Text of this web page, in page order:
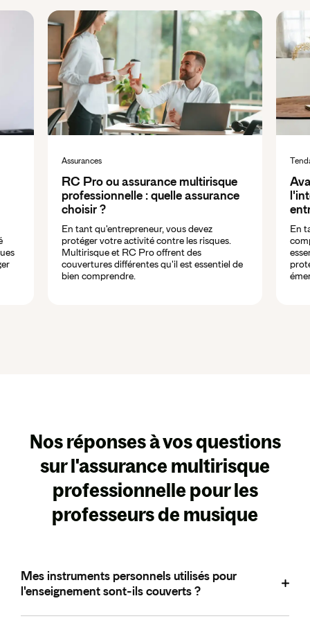
Assurances
RC Pro ou assurance multirisque
professionnelle : quelle assurance
choisir ?
En tant qu'entrepreneur, vous devez
protéger votre activité contre les risques.
Multirisque et RC Pro offrent des
couvertures différentes qu'il est essentiel de
bien comprendre.
En
Nos réponses à vos questions
sur l'assurance multirisque
professionnelle pour les
professeurs de musique
Mes instruments personnels utilisés pour
l'enseignement sont-ils couverts ?